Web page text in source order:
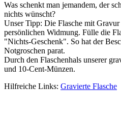
Was schenkt man jemandem, der
nichts wünscht?
Unser Tipp: Die Flasche mit
persönlichen Widmung. Fülle die
"Nichts-Geschenk". So hat der
Notgroschen parat.
Durch den Flaschenhals unserer
und 10-Cent-Münzen.
Hilfreiche Links: Gravierte Flasche